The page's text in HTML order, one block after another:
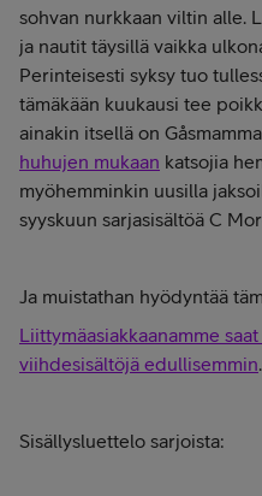
sohvan nurkkaan viltin alle.
ja nautit täysillä vaikka
Perinteisesti syksy tuo
tämäkään kuukausi tee
ainakin itsellä on
huhujen mukaan katsojia
myöhemminkin uusilla
syyskuun sarjasisältöä C
Ja muistathan hyödyntää
Liittymäasiakkaanamme
viihdesisältöjä edullisemmin.
Sisällysluettelo sarjoista: